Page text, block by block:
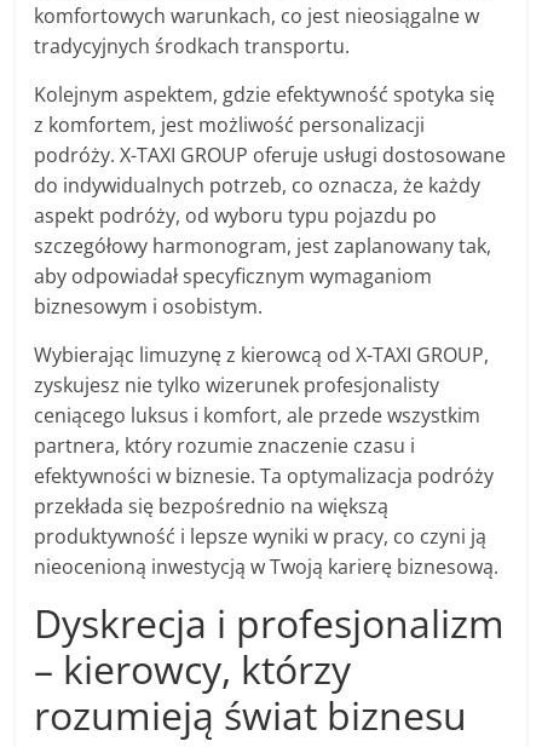
komfortowych warunkach, co jest nieosiągalne w
tradycyjnych środkach transportu.
Kolejnym aspektem, gdzie efektywność spotyka się
z komfortem, jest możliwość personalizacji
podróży. X-TAXI GROUP oferuje usługi dostosowane
do indywidualnych potrzeb, co oznacza, że każdy
aspekt podróży, od wyboru typu pojazdu po
szczegółowy harmonogram, jest zaplanowany tak,
aby odpowiadał specyficznym wymaganiom
biznesowym i osobistym.
Wybierając limuzynę z kierowcą od X-TAXI GROUP,
zyskujesz nie tylko wizerunek profesjonalisty
ceniącego luksus i komfort, ale przede wszystkim
partnera, który rozumie znaczenie czasu i
efektywności w biznesie. Ta optymalizacja podróży
przekłada się bezpośrednio na większą
produktywność i lepsze wyniki w pracy, co czyni ją
nieocenioną inwestycją w Twoją karierę biznesową.
Dyskrecja i profesjonalizm
– kierowcy, którzy
rozumieją świat biznesu